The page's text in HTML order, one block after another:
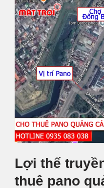
Lợi thế
thuê pano